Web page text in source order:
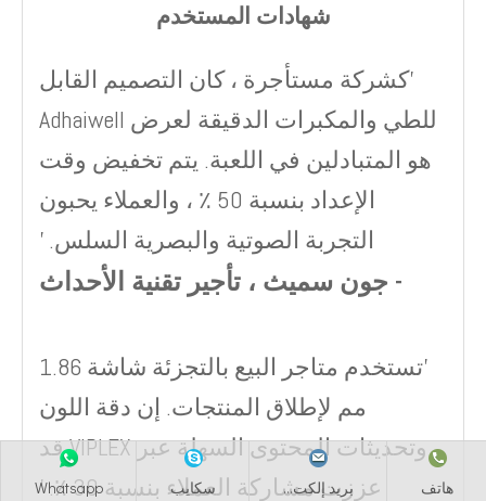
شهادات المستخدم
'كشركة مستأجرة ، كان التصميم القابل
للطي والمكبرات الدقيقة لعرض Adhaiwell
هو المتبادلين في اللعبة. يتم تخفيض وقت
الإعداد بنسبة 50 ٪ ، والعملاء يحبون
التجربة الصوتية والبصرية السلس. '
- جون سميث ، تأجير تقنية الأحداث
'تستخدم متاجر البيع بالتجزئة شاشة 1.86
مم لإطلاق المنتجات. إن دقة اللون
وتحديثات المحتوى السهلة عبر VIPLEX قد
عززت مشاركة العملاء بنسبة 30 ٪. '
هاتف بريد إلكت... سكايب Whatsapp